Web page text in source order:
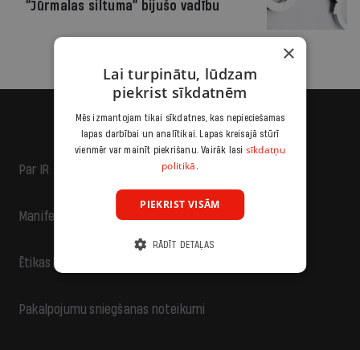
“Jūrmalas siltuma” bijušo vadību
Par IR
Manifests
Ētikas kodekss
Pakalpojumu sniegšanas noteikumi
×
Lai turpinātu, lūdzam
piekrist sīkdatnēm
Mēs izmantojam tikai sīkdatnes, kas nepieciešamas
lapas darbībai un analītikai. Lapas kreisajā stūrī
vienmēr var mainīt piekrišanu. Vairāk lasi sīkdatņu
politikā.
PIEKRIST VISĀM
RĀDĪT DETAĻAS